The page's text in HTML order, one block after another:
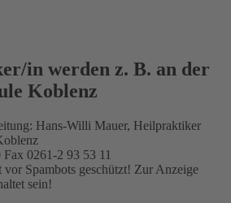
in werden z. B. an der
Koblenz
Hans-Willi Mauer, Heilpraktiker
0261-2 93 53 11
Spambots geschützt! Zur Anzeige
sein!